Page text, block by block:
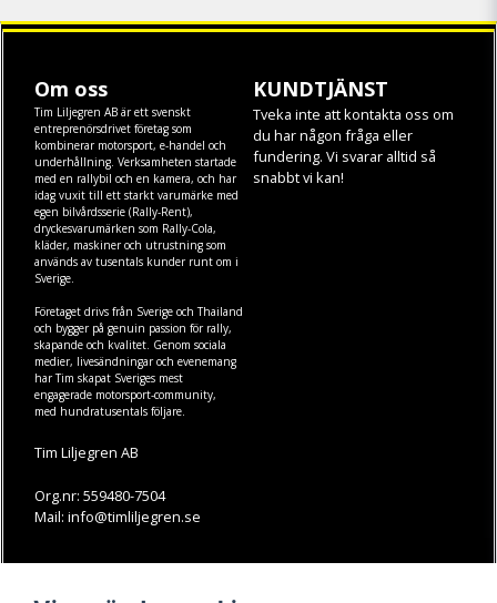
Om oss
Tim Liljegren AB är ett svenskt
entreprenörsdrivet företag som
kombinerar motorsport, e-handel och
underhållning. Verksamheten startade
med en rallybil och en kamera, och har
idag vuxit till ett starkt varumärke med
egen bilvårdsserie (Rally-Rent),
dryckesvarumärken som Rally-Cola,
kläder, maskineroch utrustning som
används av tusentals kunder runt om i
Sverige.
Företaget drivs från Sverige och Thailand
och bygger på genuin passion för rally,
skapande och kvalitet. Genom sociala
medier, livesändningar och evenemang
har Tim skapat Sveriges mest
engagerade motorsport-community,
med hundratusentals följare.
Tim Liljegren AB
Org.nr: 559480-7504
Mail: info@timliljegren.se
KUNDTJÄNST
Tveka inte att kontakta oss om
du har någon fråga eller
fundering. Vi svarar alltid så
snabbt vi kan!